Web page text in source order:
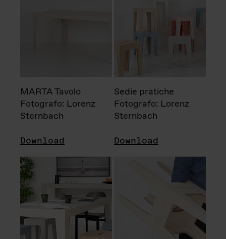
MARTA Tavolo
Fotografo: Lorenz
Sternbach
Download
Sedie pratiche
Fotografo: Lorenz
Sternbach
Download